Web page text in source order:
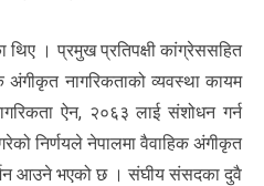
। प्रमुख प्रतिपक्षी कांग्रेससहित
अंगीकृत नागरिकताको व्यवस्था कायम
ऐन, २०६३ लाई संशोधन गर्न
निर्णयले नेपालमा वैवाहिक अंगीकृत
आउने भएको छ । संघीय संसदका दुवै